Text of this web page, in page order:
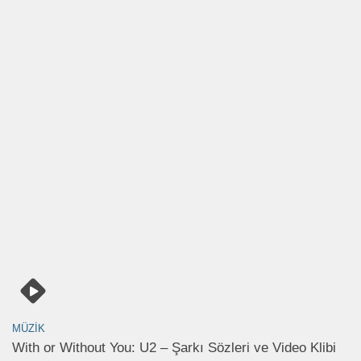
MÜZIK
With or Without You: U2 – Şarkı Sözleri ve Video Klibi